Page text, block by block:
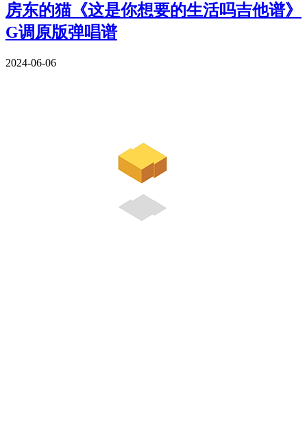
房东的猫《这是你想要的生活吗吉他谱》
G调原版弹唱谱
2024-06-06